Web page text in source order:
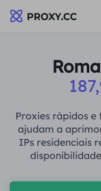
Proxies
PROCURAÇÃO
Proxy
Proxy
PROCURAÇÃO
Procuração
Proxy
Data for AI
Proxies rápidos
ajudam a
IPs residenciais